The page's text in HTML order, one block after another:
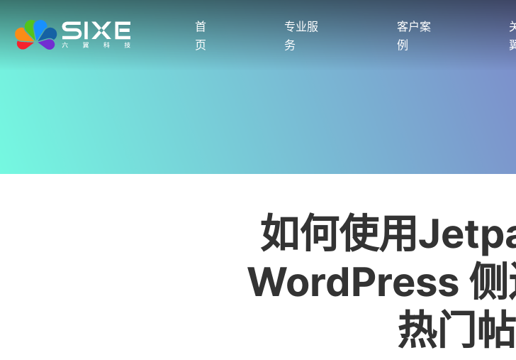
首
页
专业服
务
客户案
例
如何使用
WordPress 侧
热门